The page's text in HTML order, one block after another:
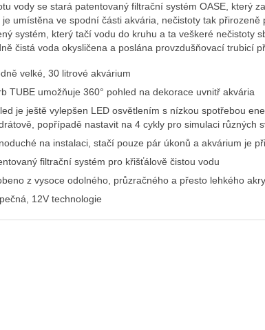
vody se stará patentovaný filtrační systém OASE, který
je umístěna ve spodní části akvária, nečistoty tak
systém, který tačí vodu do kruhu a ta veškeré nečistoty
čistá voda okysličena a poslána provzdušňovací trubicí
velké, 30 litrové akvárium
TUBE umožňuje 360° pohled na dekorace uvnitř akvária
je ještě vylepšen LED osvětlením s nízkou spotřebou
popřípadě nastavit na 4 cykly pro simulaci různých
na instalaci, stačí pouze pár úkonů a akvárium je
filtrační systém pro křišťálově čistou vodu
z vysoce odolného, průzračného a přesto lehkého
12V technologie